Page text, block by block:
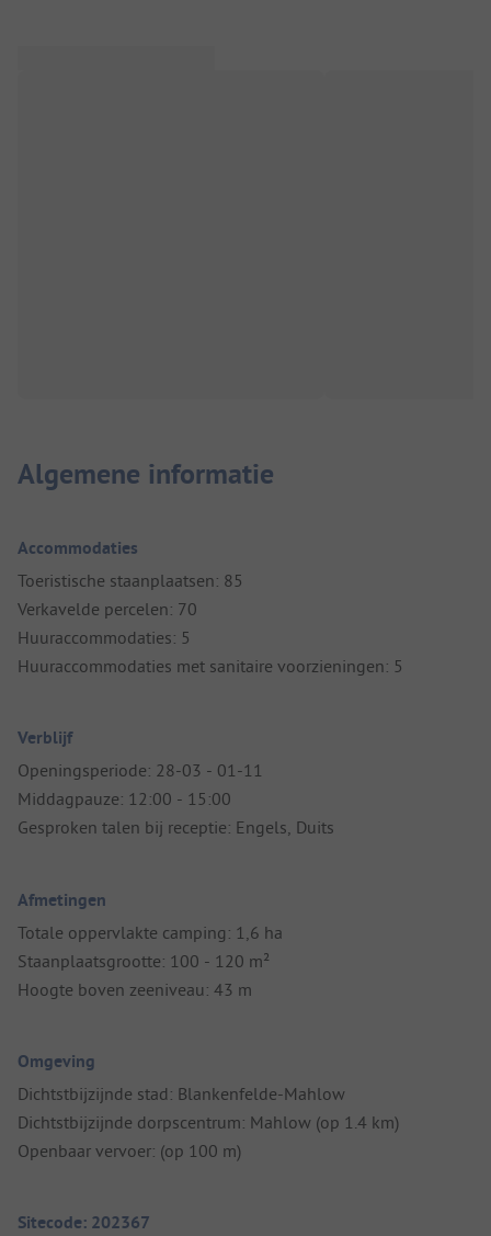
Algemene informatie
Accommodaties
Toeristische staanplaatsen: 85
Verkavelde percelen: 70
Huuraccommodaties: 5
Huuraccommodaties met sanitaire voorzieningen: 5
Verblijf
Openingsperiode: 28-03 - 01-11
Middagpauze: 12:00 - 15:00
Gesproken talen bij receptie: Engels, Duits
Afmetingen
Totale oppervlakte camping: 1,6 ha
Staanplaatsgrootte: 100 - 120 m²
Hoogte boven zeeniveau: 43 m
Omgeving
Dichtstbijzijnde stad: Blankenfelde-Mahlow
Dichtstbijzijnde dorpscentrum: Mahlow (op 1.4 km)
Openbaar vervoer: (op 100 m)
Sitecode: 202367